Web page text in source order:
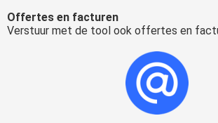
Offertes en facturen
Verstuur met de tool ook offertes en